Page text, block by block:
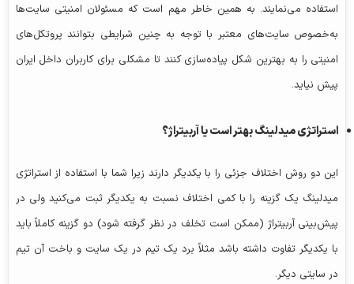
استفاده می‌نمایند. به همین خاطر مهم است که مسئولان امنیتی سایت‌ها
به‌خصوص سایت‌های معتبر با توجه به چنین شرایطی بتوانند پروتکل‌های
امنیتی را به بهترین شکل پیاده‌سازی کنند تا مشکلی برای کاربران داخل ایران
پیش نیاید.
استراتژی میدلینگ بهتر است یا آربیتراژ؟
این دو روش اختلاف جزئی را با یکدیگر دارند زیرا شما با استفاده از استراتژی
میدلینگ یک گزینه را با کمی اختلاف نسبت به یکدیگر ثبت می‌کنید ولی در
پیش‌بینی آربیتراژ (ممکن است تخلف در نظر گرفته شود) دو گزینه کاملاً باید
با یکدیگر تفاوت داشته باشد مثلاً برد یک تیم در یک سایت و باخت آن تیم
در سایتی دیگر.